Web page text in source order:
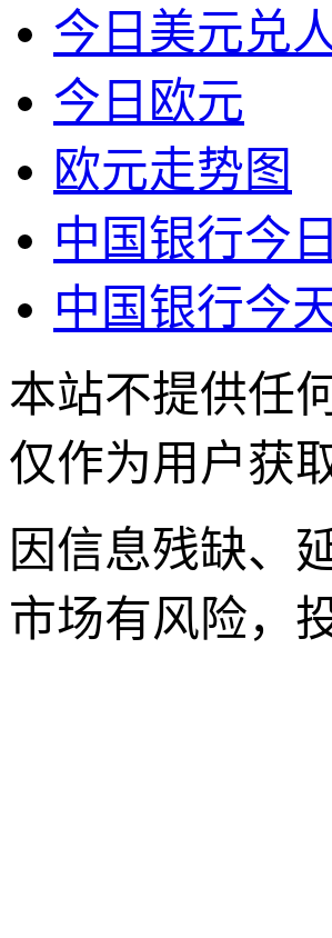
今日美元兑
今日欧元
欧元走势图
中国银行今
中国银行今
本站不提供任
仅作为用户获
因信息残缺、
市场有风险，